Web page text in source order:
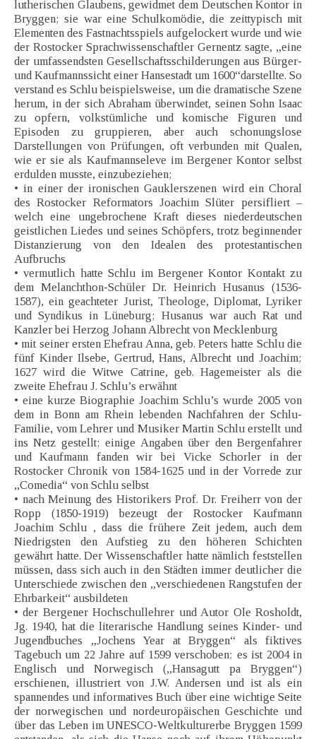
lutherischen Glaubens, gewidmet dem Deutschen Kontor in
Bryggen; sie war eine Schulkomödie, die zeittypisch mit
Elementen des Fastnachtsspiels aufgelockert wurde und wie
der Rostocker Sprachwissenschaftler Gernentz sagte, „eine
der umfassendsten Gesellschaftsschilderungen aus Bürger-
und Kaufmannssicht einer Hansestadt um 1600“darstellte. So
verstand es Schlu beispielsweise, um die dramatische Szene
herum, in der sich Abraham überwindet, seinen Sohn Isaac
zu opfern, volkstümliche und komische Figuren und
Episoden zu gruppieren, aber auch schonungslose
Darstellungen von Prüfungen, oft verbunden mit Qualen,
wie er sie als Kaufmannseleve im Bergener Kontor selbst
erdulden musste, einzubeziehen;
• in einer der ironischen Gauklerszenen wird ein Choral
des Rostocker Reformators Joachim Slüter persifliert –
welch eine ungebrochene Kraft dieses niederdeutschen
geistlichen Liedes und seines Schöpfers, trotz beginnender
Distanzierung von den Idealen des protestantischen
Aufbruchs
• vermutlich hatte Schlu im Bergener Kontor Kontakt zu
dem Melanchthon-Schüler Dr. Heinrich Husanus (1536-
1587), ein geachteter Jurist, Theologe, Diplomat, Lyriker
und Syndikus in Lüneburg; Husanus war auch Rat und
Kanzler bei Herzog Johann Albrecht von Mecklenburg
• mit seiner ersten Ehefrau Anna, geb. Peters hatte Schlu die
fünf Kinder Ilsebe, Gertrud, Hans, Albrecht und Joachim;
1627 wird die Witwe Catrine, geb. Hagemeister als die
zweite Ehefrau J. Schlu’s erwähnt
• eine kurze Biographie Joachim Schlu’s wurde 2005 von
dem in Bonn am Rhein lebenden Nachfahren der Schlu-
Familie, vom Lehrer und Musiker Martin Schlu erstellt und
ins Netz gestellt; einige Angaben über den Bergenfahrer
und Kaufmann fanden wir bei Vicke Schorler in der
Rostocker Chronik von 1584-1625 und in der Vorrede zur
„Comedia“ von Schlu selbst
• nach Meinung des Historikers Prof. Dr. Freiherr von der
Ropp (1850-1919) bezeugt der Rostocker Kaufmann
Joachim Schlu , dass die frühere Zeit jedem, auch dem
Niedrigsten den Aufstieg zu den höheren Schichten
gewährt hatte. Der Wissenschaftler hatte nämlich feststellen
müssen, dass sich auch in den Städten immer deutlicher die
Unterschiede zwischen den „verschiedenen Rangstufen der
Ehrbarkeit“ ausbildeten
• der Bergener Hochschullehrer und Autor Ole Rosholdt,
Jg. 1940, hat die literarische Handlung seines Kinder- und
Jugendbuches „Jochens Year at Bryggen“ als fiktives
Tagebuch um 22 Jahre auf 1599 verschoben; es ist 2004 in
Englisch und Norwegisch („Hansagutt pa Bryggen“)
erschienen, illustriert von J.W. Andersen und ist als ein
spannendes und informatives Buch über eine wichtige Seite
der norwegischen und nordeuropäischen Geschichte und
über das Leben im UNESCO-Weltkulturerbe Bryggen 1599